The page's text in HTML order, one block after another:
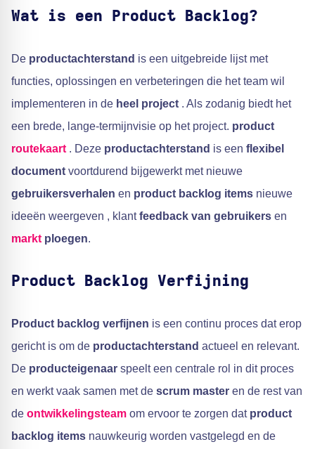
Wat is een Product Backlog?
De productachterstand is een uitgebreide lijst met
functies, oplossingen en verbeteringen die het team wil
implementeren in de heel project . Als zodanig biedt het
een brede, lange-termijnvisie op het project. product
routekaart . Deze productachterstand is een flexibel
document voortdurend bijgewerkt met nieuwe
gebruikersverhalen en product backlog items nieuwe
ideeën weergeven , klantfeedback van gebruikers en
markt ploegen.
Product Backlog Verfijning
Product backlog verfijnen is een continu proces dat erop
gericht is om de productachterstand actueel en relevant.
De producteigenaar speelt een centrale rol in dit proces
en werkt vaak samen met de scrum master en de rest van
de ontwikkelingsteam om ervoor te zorgen dat product
backlog items nauwkeurig worden vastgelegd en de